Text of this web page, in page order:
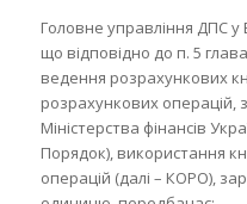
Головне управління ДПС у
що відповідно до п. 5
ведення розрахункових
розрахункових операцій,
Міністерства фінансів
Порядок), використання
операцій (далі – КОРО),